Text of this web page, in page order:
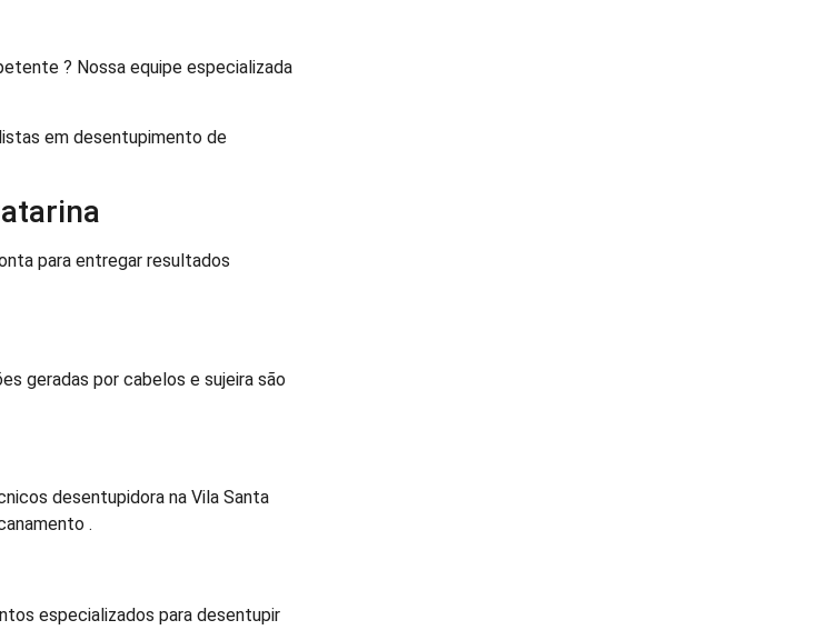
? Nossa equipe especializada
em desentupimento de
para entregar resultados
geradas por cabelos e sujeira são
desentupidora na Vila Santa
.
especializados para desentupir